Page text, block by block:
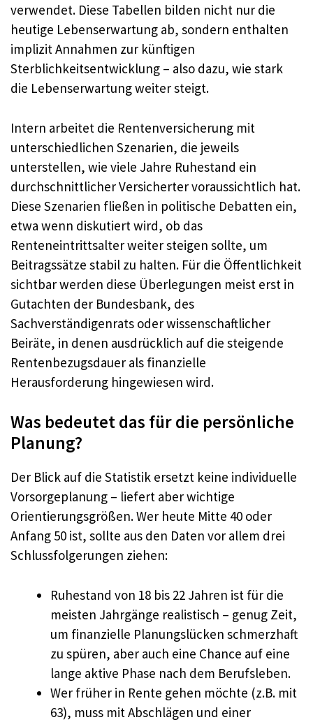
verwendet. Diese Tabellen bilden nicht nur die
heutige Lebenserwartung ab, sondern enthalten
implizit Annahmen zur künftigen
Sterblichkeitsentwicklung – also dazu, wie stark
die Lebenserwartung weiter steigt.
Intern arbeitet die Rentenversicherung mit
unterschiedlichen Szenarien, die jeweils
unterstellen, wie viele Jahre Ruhestand ein
durchschnittlicher Versicherter voraussichtlich hat.
Diese Szenarien fließen in politische Debatten ein,
etwa wenn diskutiert wird, ob das
Renteneintrittsalter weiter steigen sollte, um
Beitragssätze stabil zu halten. Für die Öffentlichkeit
sichtbar werden diese Überlegungen meist erst in
Gutachten der Bundesbank, des
Sachverständigenrats oder wissenschaftlicher
Beiräte, in denen ausdrücklich auf die steigende
Rentenbezugsdauer als finanzielle
Herausforderung hingewiesen wird.
Was bedeutet das für die persönliche
Planung?
Der Blick auf die Statistik ersetzt keine individuelle
Vorsorgeplanung – liefert aber wichtige
Orientierungsgrößen. Wer heute Mitte 40 oder
Anfang 50 ist, sollte aus den Daten vor allem drei
Schlussfolgerungen ziehen:
Ruhestand von 18 bis 22 Jahren ist für die
meisten Jahrgänge realistisch – genug Zeit,
um finanzielle Planungslücken schmerzhaft
zu spüren, aber auch eine Chance auf eine
lange aktive Phase nach dem Berufsleben.
Wer früher in Rente gehen möchte (z.B. mit
63), muss mit Abschlägen und einer